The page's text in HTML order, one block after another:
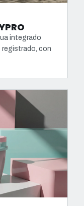
integrado
registrado, con